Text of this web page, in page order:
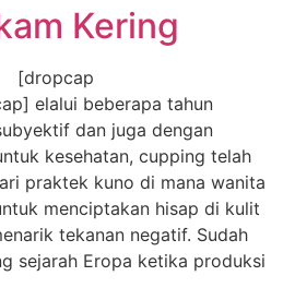
Kering
[dropcap
elalui beberapa tahun
dan juga dengan
kesehatan, cupping telah
praktek kuno di mana wanita
menciptakan hisap di kulit
tekanan negatif. Sudah
sejarah Eropa ketika produksi